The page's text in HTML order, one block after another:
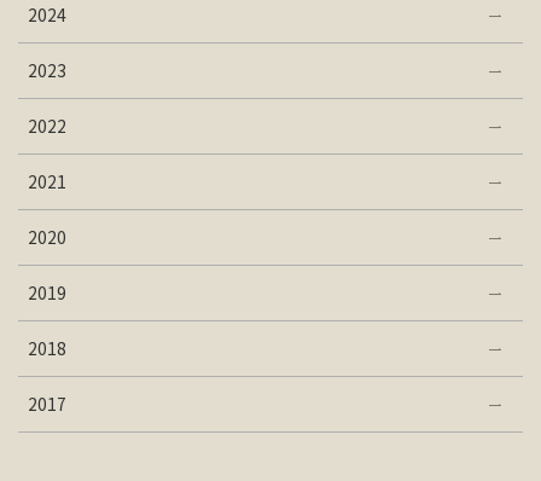
2024
2023
2022
2021
2020
2019
2018
2017